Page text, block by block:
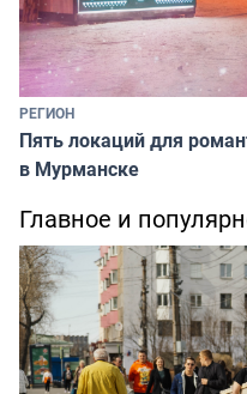
РЕГИОН
Пять локаций для
в Мурманске
Главное и